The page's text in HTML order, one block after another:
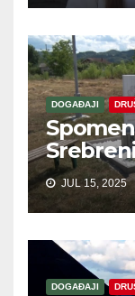
DOGAĐAJI
JUL 15, 2025
DOGAĐAJI